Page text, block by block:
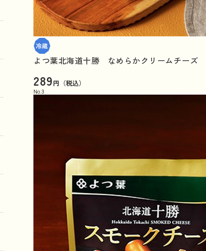
よつ葉北海道十勝 なめらかクリームチーズ
289円（税込）
No.3